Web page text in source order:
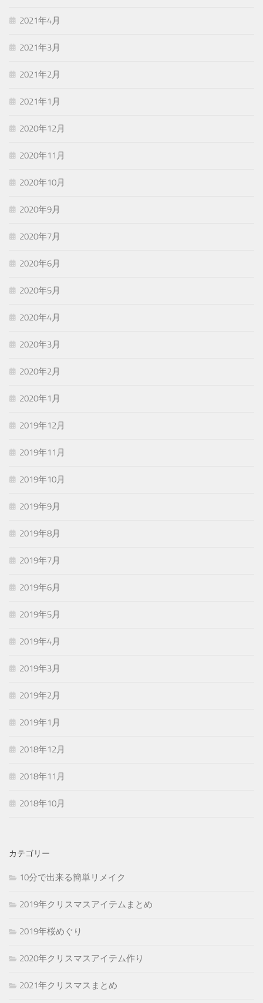
2021年4月
2021年3月
2021年2月
2021年1月
2020年12月
2020年11月
2020年10月
2020年9月
2020年7月
2020年6月
2020年5月
2020年4月
2020年3月
2020年2月
2020年1月
2019年12月
2019年11月
2019年10月
2019年9月
2019年8月
2019年7月
2019年6月
2019年5月
2019年4月
2019年3月
2019年2月
2019年1月
2018年12月
2018年11月
2018年10月
カテゴリー
10分で出来る簡単リメイク
2019年クリスマスアイテムまとめ
2019年桜めぐり
2020年クリスマスアイテム作り
2021年クリスマスまとめ